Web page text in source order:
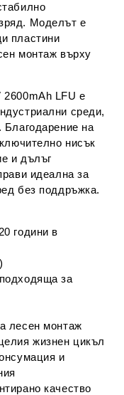
Моделът е
пластини
монтаж върху
2600mAh LFU е
среди,
Благодарение на
нисък
и дълъг
идеална за
без поддръжка.
години в
за
лесен монтаж
жизнен цикъл
и
качество